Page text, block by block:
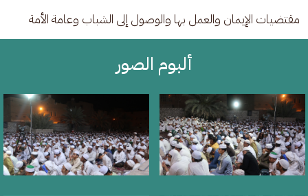
مقتضيات الإيمان والعمل بها والوصول إلى الشباب وعامة الأمة
ألبوم الصور